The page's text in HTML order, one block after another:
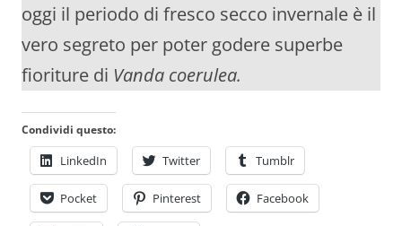
oggi il periodo di fresco secco invernale è il
vero segreto per poter godere superbe
fioriture di Vanda coerulea.
Condividi questo:
LinkedIn Twitter Tumblr
Pocket Pinterest Facebook